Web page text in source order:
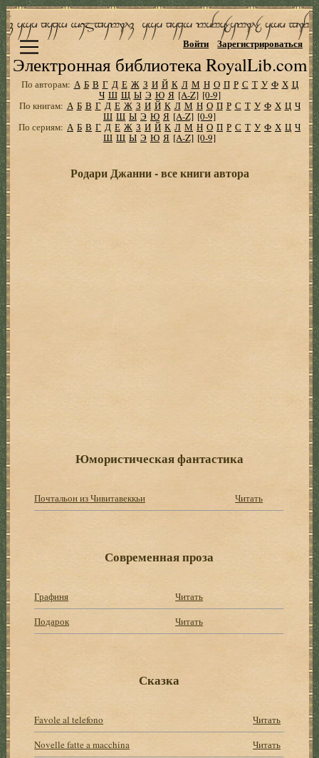
Электронная библиотека RoyalLib.com
Войти Зарегистрироваться
По авторам: А Б В Г Д Е Ж З И Й К Л М Н О П Р С Т У Ф Х Ц
Ч Ш Щ Ы Э Ю Я [A-Z] [0-9]
По книгам: А Б В Г Д Е Ж З И Й К Л М Н О П Р С Т У Ф Х Ц Ч
Ш Щ Ы Э Ю Я [A-Z] [0-9]
По сериям: А Б В Г Д Е Ж З И Й К Л М Н О П Р С Т У Ф Х Ц Ч
Ш Щ Ы Э Ю Я [A-Z] [0-9]
Родари Джанни - все книги автора
Юмористическая фантастика
Почтальон из Чивитавеккьи Читать
Современная проза
Графиня
Читать
Подарок
Читать
Сказка
Favole al telefono
Читать
Novelle fatte a macchina
Читать